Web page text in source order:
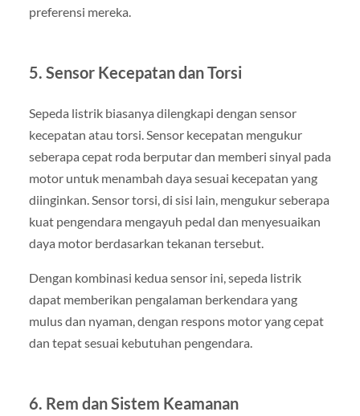
preferensi mereka.
5. Sensor Kecepatan dan Torsi
Sepeda listrik biasanya dilengkapi dengan sensor
kecepatan atau torsi. Sensor kecepatan mengukur
seberapa cepat roda berputar dan memberi sinyal pada
motor untuk menambah daya sesuai kecepatan yang
diinginkan. Sensor torsi, di sisi lain, mengukur seberapa
kuat pengendara mengayuh pedal dan menyesuaikan
daya motor berdasarkan tekanan tersebut.
Dengan kombinasi kedua sensor ini, sepeda listrik
dapat memberikan pengalaman berkendara yang
mulus dan nyaman, dengan respons motor yang cepat
dan tepat sesuai kebutuhan pengendara.
6. Rem dan Sistem Keamanan